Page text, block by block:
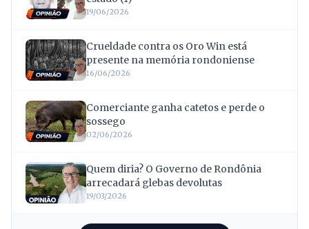
19/06/2026
Crueldade contra os Oro Win está
presente na memória rondoniense
16/06/2026
Comerciante ganha catetos e perde o
sossego
02/06/2026
Quem diria? O Governo de Rondônia
arrecadará glebas devolutas
19/03/2026